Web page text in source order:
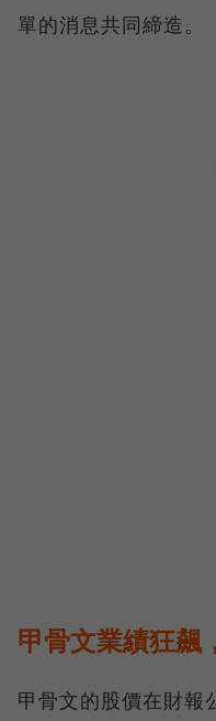
單的消息共同締造。
甲骨文業績狂飆
甲骨文的股價在財報